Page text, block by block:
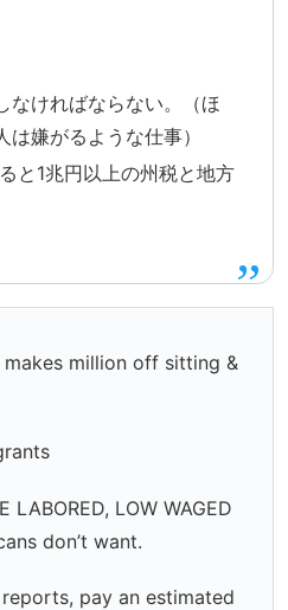
なければならない。（ほ
嫌がるような仕事）
と1兆円以上の州税と地方
makes million off sitting &
LABORED, LOW WAGED
don’t want.
pay an estimated